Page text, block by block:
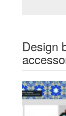
Design